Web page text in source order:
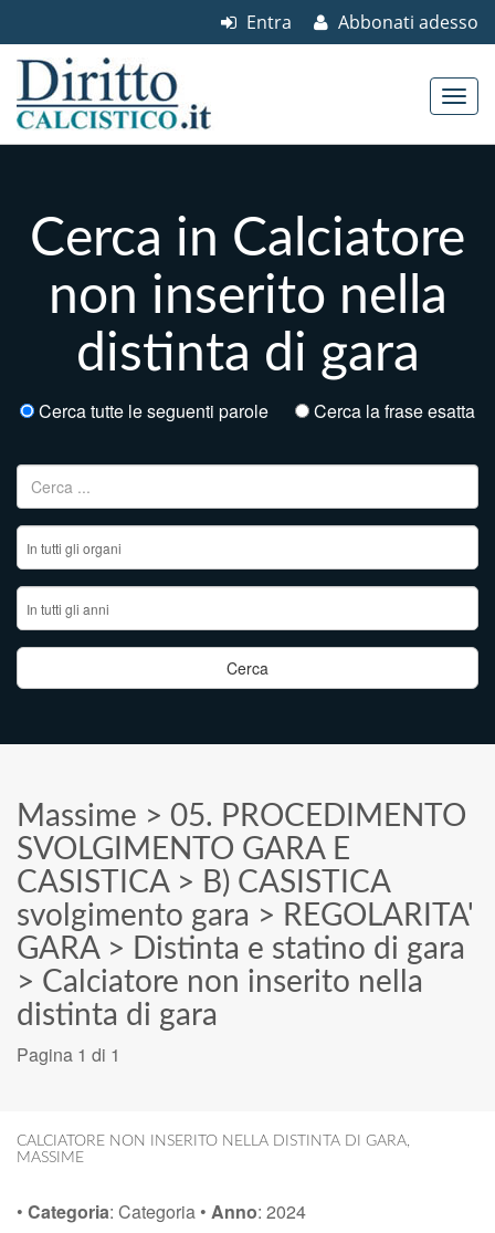
Abbonati adesso
Entra
Cerca in Calciatore
non inserito nella
distinta di gara
Cerca tutte le seguenti parole Cerca la frase esatta
Ricerca per:
Massime > 05. PROCEDIMENTO
SVOLGIMENTO GARA E
CASISTICA> B) CASISTICA
svolgimento gara > REGOLARITA'
GARA> Distinta e statino di gara
> Calciatore non inserito nella
distinta di gara
Pagina 1 di 1
CALCIATORE NON INSERITO NELLA DISTINTA DI GARA,
MASSIME
• Categoria: Categoria • Anno: 2024